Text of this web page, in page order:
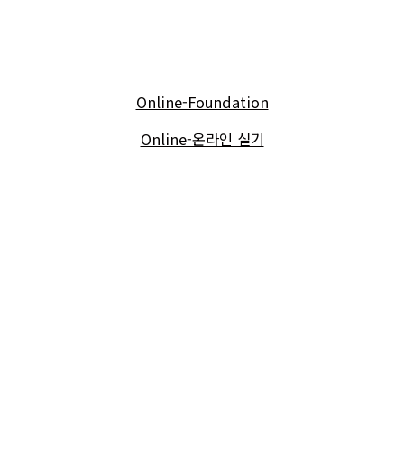
Online-Foundation
Online-온라인 실기